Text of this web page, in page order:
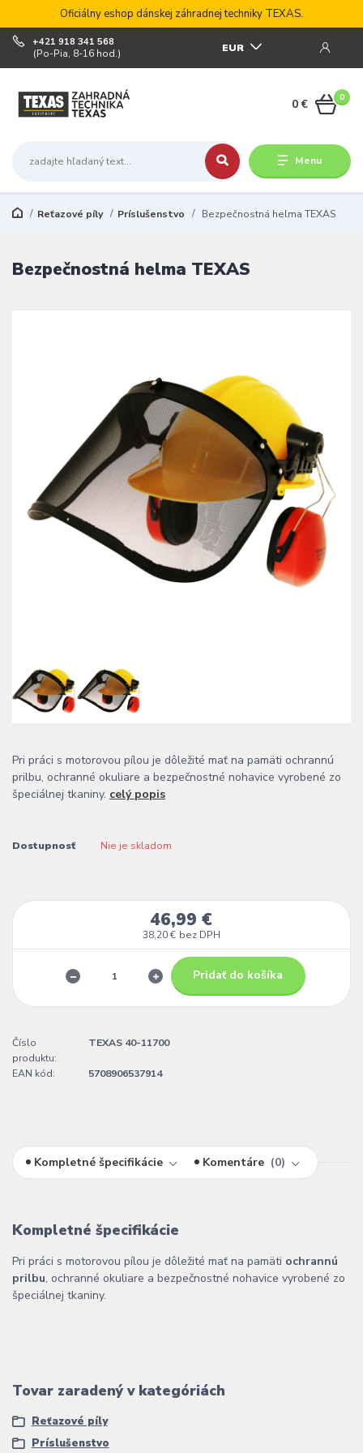
Oficiálny eshop dánskej záhradnej techniky TEXAS.
Menu
EUR
+421 918 341 568
(Po-Pia, 8-16 hod.)
0
0 €
Reťazové píly Príslušenstvo Bezpečnostná helma TEXAS
Bezpečnostná helma TEXAS
Pri práci s motorovou pílou je dôležité mať na pamäti ochrannú
prilbu, ochranné okuliare a bezpečnostné nohavice vyrobené zo
špeciálnej tkaniny. celý popis
Dostupnosť Nie je skladom
46,99 €
38,20 € bez DPH
Pridať do košíka
Číslo
produktu:
TEXAS 40-11700
EAN kód: 5708906537914
Kompletné špecifikácie Komentáre 0
Kompletné špecifikácie
Pri práci s motorovou pílou je dôležité mať na pamäti ochrannú
prilbu, ochranné okuliare a bezpečnostné nohavice vyrobené zo
špeciálnej tkaniny.
Tovar zaradený v kategóriách
Reťazové píly
Príslušenstvo